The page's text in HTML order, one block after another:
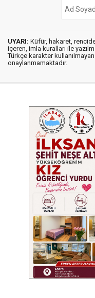
UYARI: Küfür, hakaret,
içeren, imla kuralları ile
Türkçe karakter
onaylanmamaktadır.